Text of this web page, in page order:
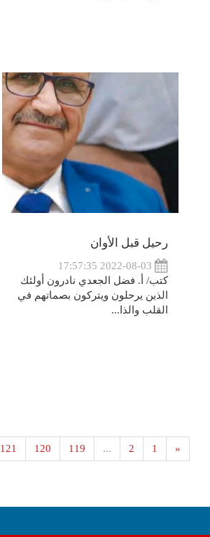
رحيل قبل الأوان
كتب/ أ. فضل الجعدي نادرون أولئك
الذين يرحلون ويتركون بصماتهم في
القلب والذا...
«
1
2
...
119
120
121